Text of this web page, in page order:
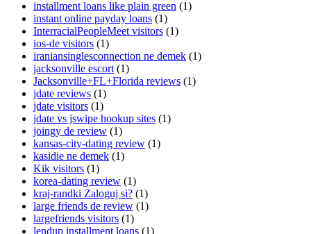
installment loans like plain green (1)
instant online payday loans (1)
InterracialPeopleMeet visitors (1)
ios-de visitors (1)
iraniansinglesconnection ne demek (1)
jacksonville escort (1)
Jacksonville+FL+Florida reviews (1)
jdate reviews (1)
jdate visitors (1)
jdate vs jswipe hookup sites (1)
joingy de review (1)
kansas-city-dating review (1)
kasidie ne demek (1)
Kik visitors (1)
korea-dating review (1)
kraj-randki Zaloguj si? (1)
large friends de review (1)
largefriends visitors (1)
lendup installment loans (1)